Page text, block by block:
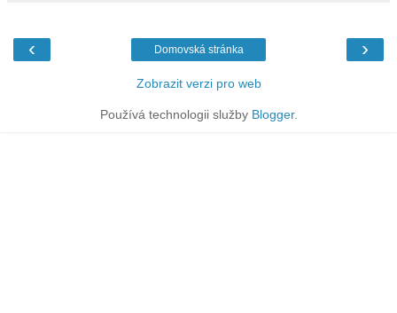
‹ ›
Domovská stránka
Zobrazit verzi pro web
Používá technologii služby Blogger.